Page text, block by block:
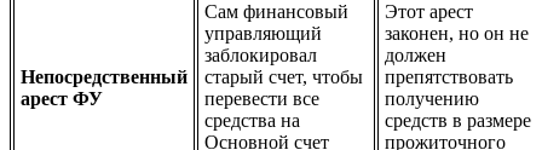
Непосредственный
арест ФУ
Сам финансовый
управляющий
заблокировал
старый счет, чтобы
перевести все
средства на
Основной счет
Этот арест
законен, но он не
должен
препятствовать
получению
средств в размере
прожиточного